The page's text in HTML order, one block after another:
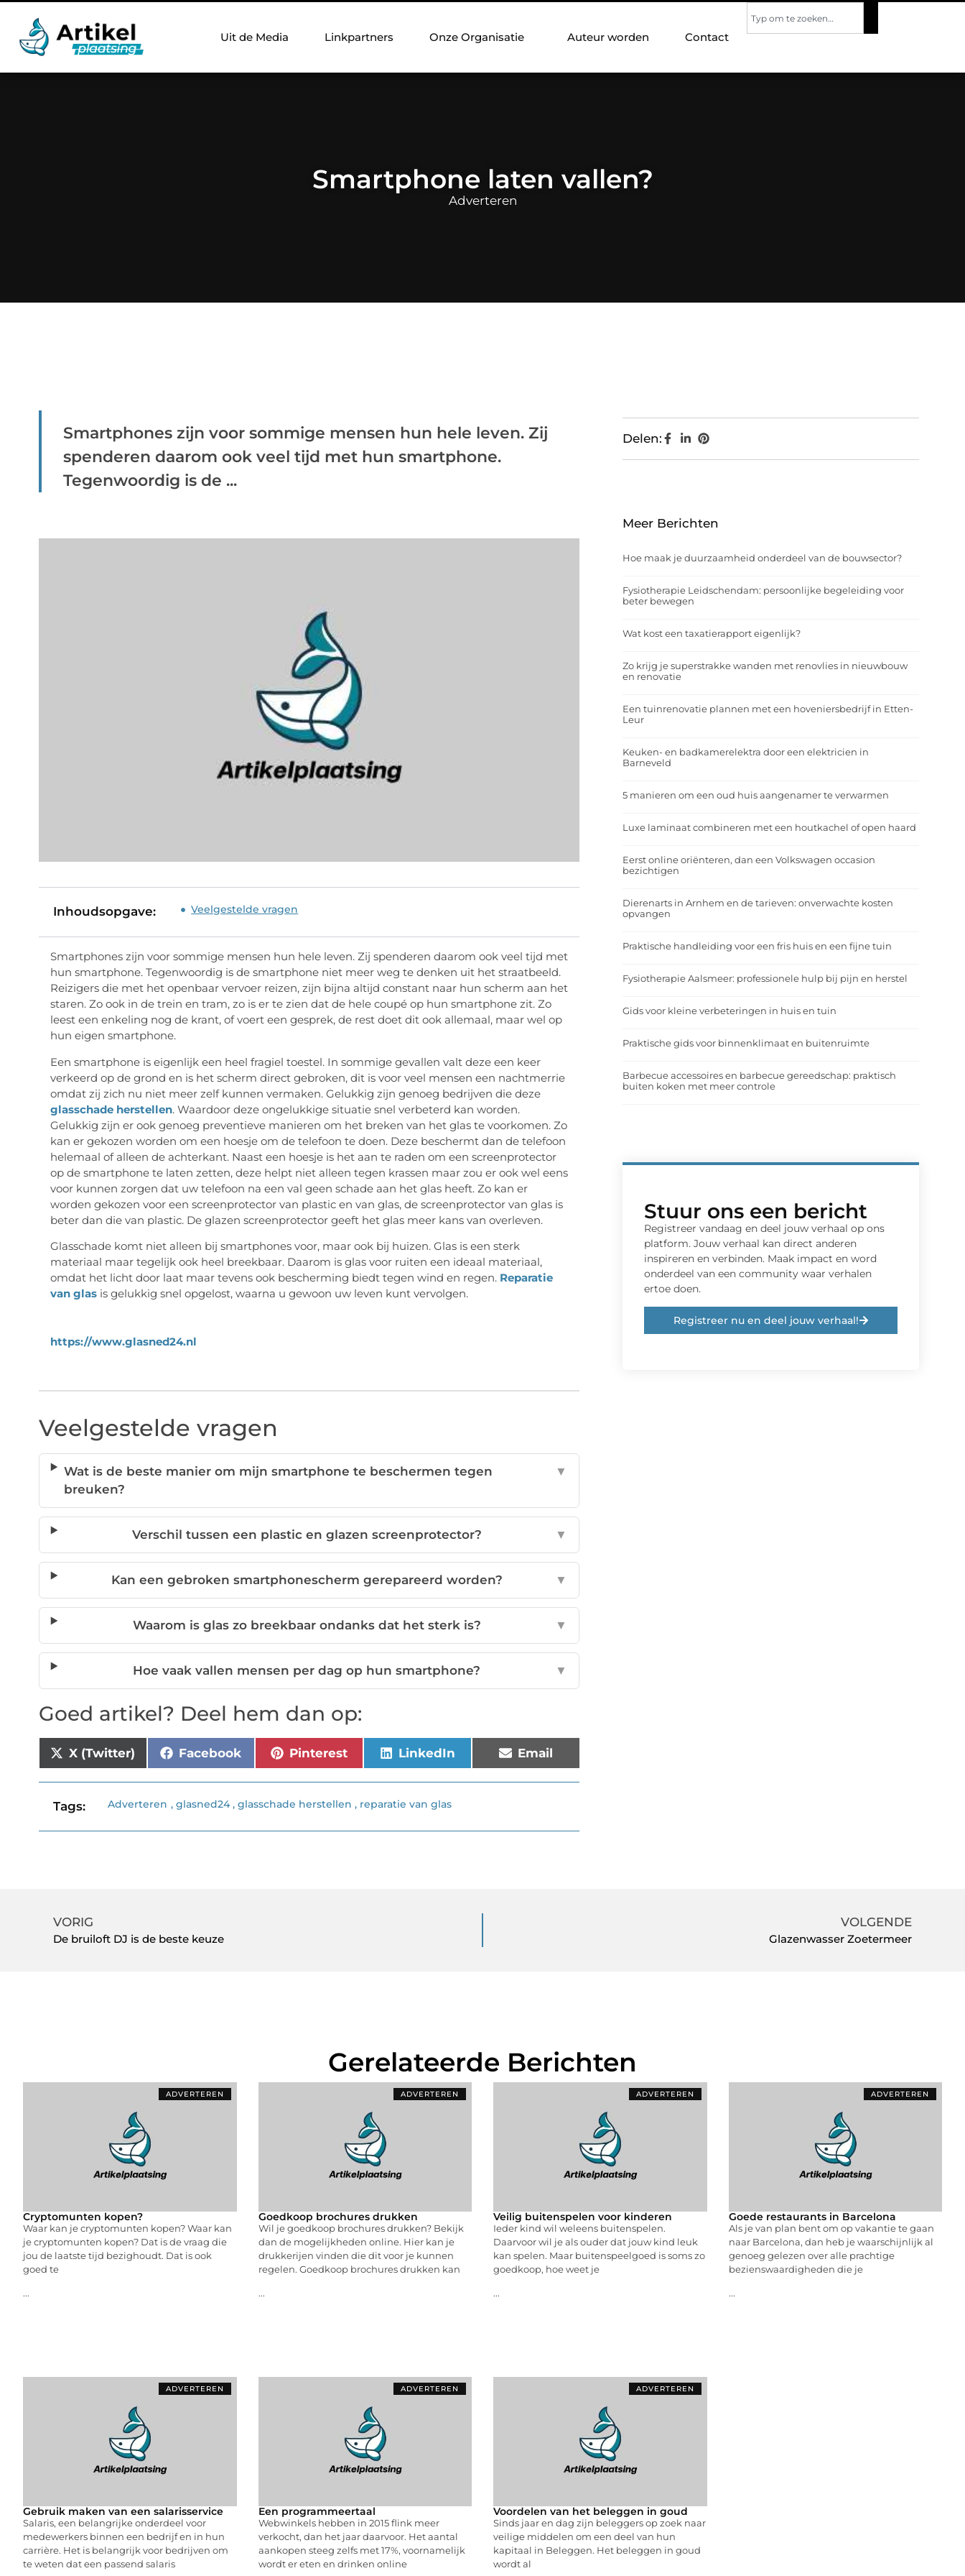
Uit de Media Linkpartners Onze Organisatie Auteur worden Contact
Smartphone laten vallen?
Adverteren
Smartphones zijn voor sommige mensen hun hele leven. Zij
spenderen daarom ook veel tijd met hun smartphone.
Tegenwoordig is de ...
Inhoudsopgave: Veelgestelde vragen
Smartphones zijn voor sommige mensen hun hele leven. Zij spenderen daarom ook veel tijd met
hun smartphone. Tegenwoordig is de smartphone niet meer weg te denken uit het straatbeeld.
Reizigers die met het openbaar vervoer reizen, zijn bijna altijd constant naar hun scherm aan het
staren. Zo ook in de trein en tram, zo is er te zien dat de hele coupé op hun smartphone zit. Zo
leest een enkeling nog de krant, of voert een gesprek, de rest doet dit ook allemaal, maar wel op
hun eigen smartphone.
Een smartphone is eigenlijk een heel fragiel toestel. In sommige gevallen valt deze een keer
verkeerd op de grond en is het scherm direct gebroken, dit is voor veel mensen een nachtmerrie
omdat zij zich nu niet meer zelf kunnen vermaken. Gelukkig zijn genoeg bedrijven die deze
glasschade herstellen. Waardoor deze ongelukkige situatie snel verbeterd kan worden.
Gelukkig zijn er ook genoeg preventieve manieren om het breken van het glas te voorkomen. Zo
kan er gekozen worden om een hoesje om de telefoon te doen. Deze beschermt dan de telefoon
helemaal of alleen de achterkant. Naast een hoesje is het aan te raden om een screenprotector
op de smartphone te laten zetten, deze helpt niet alleen tegen krassen maar zou er ook wel eens
voor kunnen zorgen dat uw telefoon na een val geen schade aan het glas heeft. Zo kan er
worden gekozen voor een screenprotector van plastic en van glas, de screenprotector van glas is
beter dan die van plastic. De glazen screenprotector geeft het glas meer kans van overleven.
Glasschade komt niet alleen bij smartphones voor, maar ook bij huizen. Glas is een sterk
materiaal maar tegelijk ook heel breekbaar. Daarom is glas voor ruiten een ideaal materiaal,
omdat het licht door laat maar tevens ook bescherming biedt tegen wind en regen. Reparatie
van glasis gelukkig snel opgelost, waarna u gewoon uw leven kunt vervolgen.
https://www.glasned24.nl
Veelgestelde vragen
Wat is de beste manier om mijn smartphone te beschermen tegen
breuken?
▼
Verschil tussen een plastic en glazen screenprotector? ▼
Kan een gebroken smartphonescherm gerepareerd worden? ▼
Waarom is glas zo breekbaar ondanks dat het sterk is? ▼
Hoe vaak vallen mensen per dag op hun smartphone? ▼
Goed artikel? Deel hem dan op:
X (Twitter) Facebook Pinterest LinkedIn Email
Tags: Adverteren ,glasned24 ,glasschade herstellen , reparatie van glas
Delen:
Meer Berichten
Hoe maak je duurzaamheid onderdeel van de bouwsector?
Fysiotherapie Leidschendam: persoonlijke begeleiding voor
beter bewegen
Wat kost een taxatierapport eigenlijk?
Zo krijg je superstrakke wanden met renovlies in nieuwbouw
en renovatie
Een tuinrenovatie plannen met een hoveniersbedrijf in Etten-
Leur
Keuken- en badkamerelektra door een elektricien in
Barneveld
5 manieren om een oud huis aangenamer te verwarmen
Luxe laminaat combineren met een houtkachel of open haard
Eerst online oriënteren, dan een Volkswagen occasion
bezichtigen
Dierenarts in Arnhem en de tarieven: onverwachte kosten
opvangen
Praktische handleiding voor een fris huis en een fijne tuin
Fysiotherapie Aalsmeer: professionele hulp bij pijn en herstel
Gids voor kleine verbeteringen in huis en tuin
Praktische gids voor binnenklimaat en buitenruimte
Barbecue accessoires en barbecue gereedschap: praktisch
buiten koken met meer controle
Stuur ons een bericht
Registreer vandaag en deel jouw verhaal op ons
platform. Jouw verhaal kan direct anderen
inspireren en verbinden. Maak impact en word
onderdeel van een community waar verhalen
ertoe doen.
Registreer nu en deel jouw verhaal!
VORIG
De bruiloft DJ is de beste keuze
VOLGENDE
Glazenwasser Zoetermeer
Gerelateerde Berichten
ADVERTEREN
Cryptomunten kopen?
Waar kan je cryptomunten kopen? Waar kan
je cryptomunten kopen? Dat is de vraag die
jou de laatste tijd bezighoudt. Dat is ook
goed te
...
ADVERTEREN
Goedkoop brochures drukken
Wil je goedkoop brochures drukken? Bekijk
dan de mogelijkheden online. Hier kan je
drukkerijen vinden die dit voor je kunnen
regelen. Goedkoop brochures drukken kan
...
ADVERTEREN
Veilig buitenspelen voor kinderen
Ieder kind wil weleens buitenspelen.
Daarvoor wil je als ouder dat jouw kind leuk
kan spelen. Maar buitenspeelgoed is soms zo
goedkoop, hoe weet je
...
ADVERTEREN
Goede restaurants in Barcelona
Als je van plan bent om op vakantie te gaan
naar Barcelona, dan heb je waarschijnlijk al
genoeg gelezen over alle prachtige
bezienswaardigheden die je
...
ADVERTEREN
Gebruik maken van een salarisservice
Salaris, een belangrijke onderdeel voor
medewerkers binnen een bedrijf en in hun
carrière. Het is belangrijk voor bedrijven om
te weten dat een passend salaris
ADVERTEREN
Een programmeertaal
Webwinkels hebben in 2015 flink meer
verkocht, dan het jaar daarvoor. Het aantal
aankopen steeg zelfs met 17%, voornamelijk
wordt er eten en drinken online
ADVERTEREN
Voordelen van het beleggen in goud
Sinds jaar en dag zijn beleggers op zoek naar
veilige middelen om een deel van hun
kapitaal in Beleggen. Het beleggen in goud
wordt al